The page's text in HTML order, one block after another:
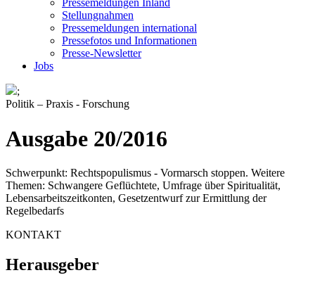
Pressemeldungen Inland
Stellungnahmen
Pressemeldungen international
Pressefotos und Informationen
Presse-Newsletter
Jobs
;
Politik – Praxis - Forschung
Ausgabe 20/2016
Schwerpunkt: Rechtspopulismus - Vormarsch stoppen. Weitere
Themen: Schwangere Geflüchtete, Umfrage über Spiritualität,
Lebensarbeitszeitkonten, Gesetzentwurf zur Ermittlung der
Regelbedarfs
KONTAKT
Herausgeber